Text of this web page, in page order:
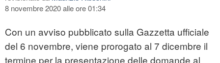
8 novembre 2020 alle ore 01:34
Con un avviso pubblicato sulla Gazzetta ufficiale
del 6 novembre, viene prorogato al 7 dicembre il
termine per la presentazione delle domande al